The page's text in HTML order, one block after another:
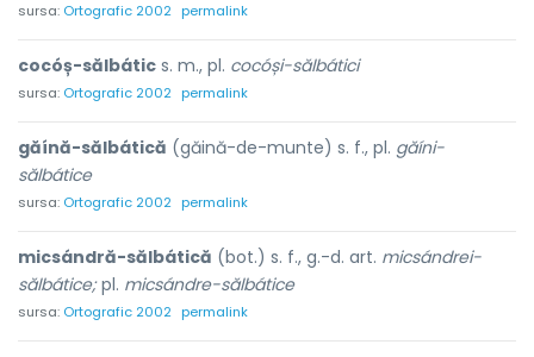
sursa: Ortografic 2002 permalink
cocóș-sălbátic s. m., pl. cocóși-sălbátici
sursa: Ortografic 2002 permalink
găínă-sălbátică (găină-de-munte) s. f., pl. găíni-
sălbátice
sursa: Ortografic 2002 permalink
micsándră-sălbátică (bot.) s. f., g.-d. art. micsándrei-
sălbátice;pl. micsándre-sălbátice
sursa: Ortografic 2002 permalink